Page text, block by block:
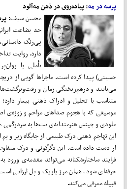
پرسه در مه: پیاده‌روی در ذهن مه‌آلود
محسن سیف:
حد بضاعت
پی‌رنگ
دارد. روایت
تأملی با
حسینی) پیدا کرده است. ماجراها گویی از
می‌یابند و درهم‌ریختگی زمان و
متناسب با تحلیل و ادراک ذهنی بیمار
موسیقی که با هجوم صداهای مزاحم و زوزه‌ی
ملودی و چینش هنرمندانه‌ی نت‌ها به سردرگمی
این تهاجم ذهنی درک طبیعی از جایگاه زیر و
از دست داده است. این دگرگونی و درک
فرایند ساختارشکنانه می‌تواند مقدمه‌ی ورود
حرفه‌ای شود، همان مرز باریک و پل لرزانی
قبیله معرفی می‌کند.